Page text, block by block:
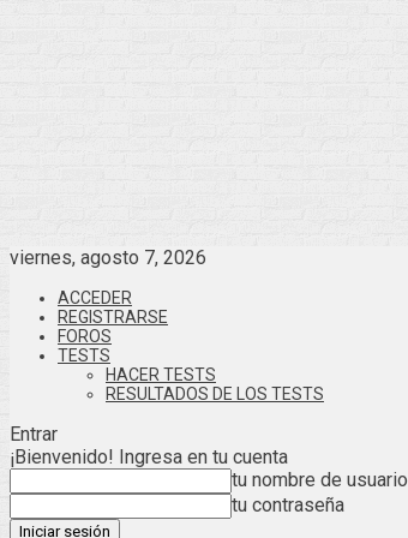
viernes, agosto 7, 2026
ACCEDER
REGISTRARSE
FOROS
TESTS
HACER TESTS
RESULTADOS DE LOS TESTS
Entrar
¡Bienvenido! Ingresa en tu cuenta
tu nombre de usuario
tu contraseña